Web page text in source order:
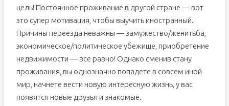
цель! Постоянное проживание в другой стране — вот
это супер мотивация, чтобы выучить иностранный.
Причины переезда неважны — замужество/женитьба,
экономическое/политическое убежище, приобретение
недвижимости — все равно! Однако сменив стану
проживания, вы однозначно попадете в совсем иной
мир, начнете вести новую интересную жизнь, у вас
появятся новые друзья и знакомые.